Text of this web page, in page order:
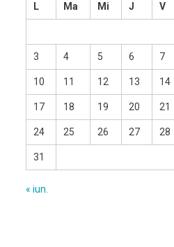
L
Ma Mi J V
3 4 5 6 7
10 11 12 13 14
17 18 19 20 21
24 25 26 27 28
31
« iun.